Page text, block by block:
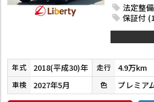
法定整
保証付
年式 2018(平成30)年 走行 4.9万km
車検 2027年5月 色